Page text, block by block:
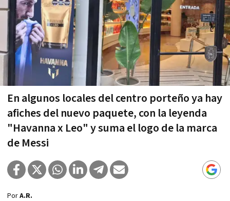
En algunos locales del centro porteño ya hay
afiches del nuevo paquete, con la leyenda
"Havanna x Leo" y suma el logo de la marca
de Messi
PorA.R.